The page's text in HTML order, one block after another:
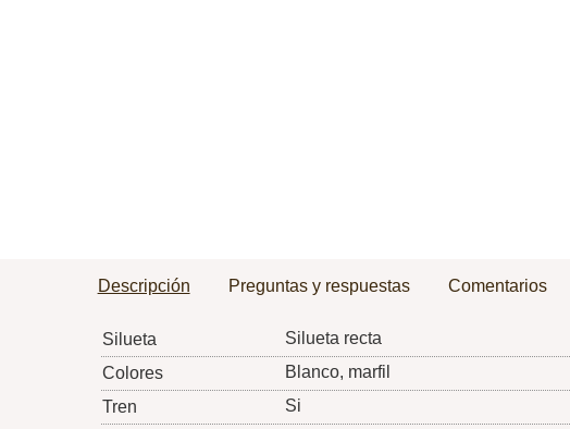
Descripción Preguntas y respuestas Comentarios
Silueta
Silueta recta
Colores
Blanco, marfil
Tren
Si